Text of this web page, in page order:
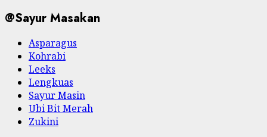
@Sayur Masakan
Asparagus
Kohrabi
Leeks
Lengkuas
Sayur Masin
Ubi Bit Merah
Zukini